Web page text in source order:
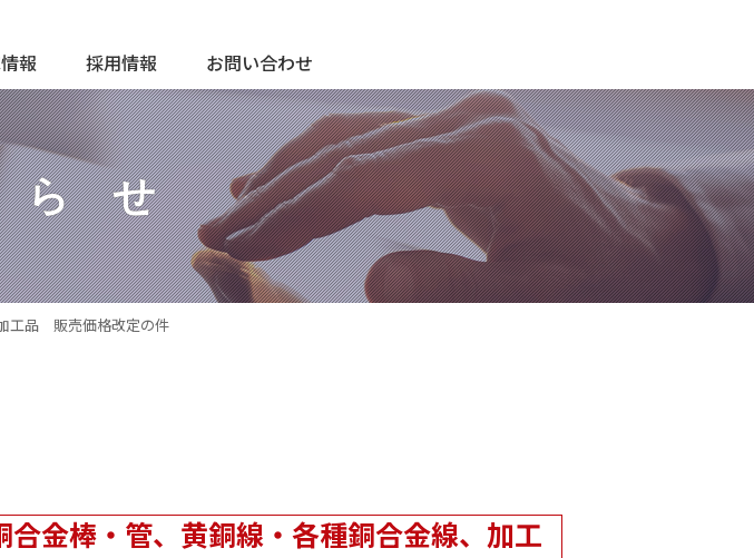
報 採用情報 お問い合わせ
らせ
工品 販売価格改定の件
金棒・管、黄銅線・各種銅合金線、加工